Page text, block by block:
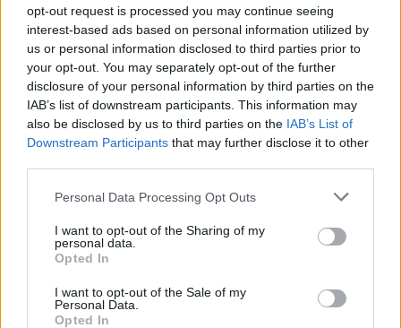
opt-out request is processed you may continue seeing
interest-based ads based on personal information utilized by
us or personal information disclosed to third parties prior to
your opt-out. You may separately opt-out of the further
disclosure of your personal information by third parties on the
IAB’s list of downstream participants. This information may
also be disclosed by us to third parties on the IAB’s List of
Downstream Participants that may further disclose it to other
Please note that this website/app uses one or more Google
not limited to your visit or usage behaviour. You may click to
grant or deny consent to Google and its third-party tags to
use your data for below specified purposes in below Google
consent section.
Personal Data Processing Opt Outs
I want to opt-out of the Sharing of my
personal data.
Opted In
I want to opt-out of the Sale of my
Personal Data.
Opted In
2022.02.11
Jövő péntekig, február 18-áig lehet jelentkezni a középfokú
intézményekbe - közölte az Oktatási Hivatal (OH) pénteken.